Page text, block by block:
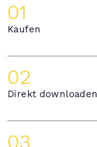
01
Kaufen
02
Direkt downloaden
03